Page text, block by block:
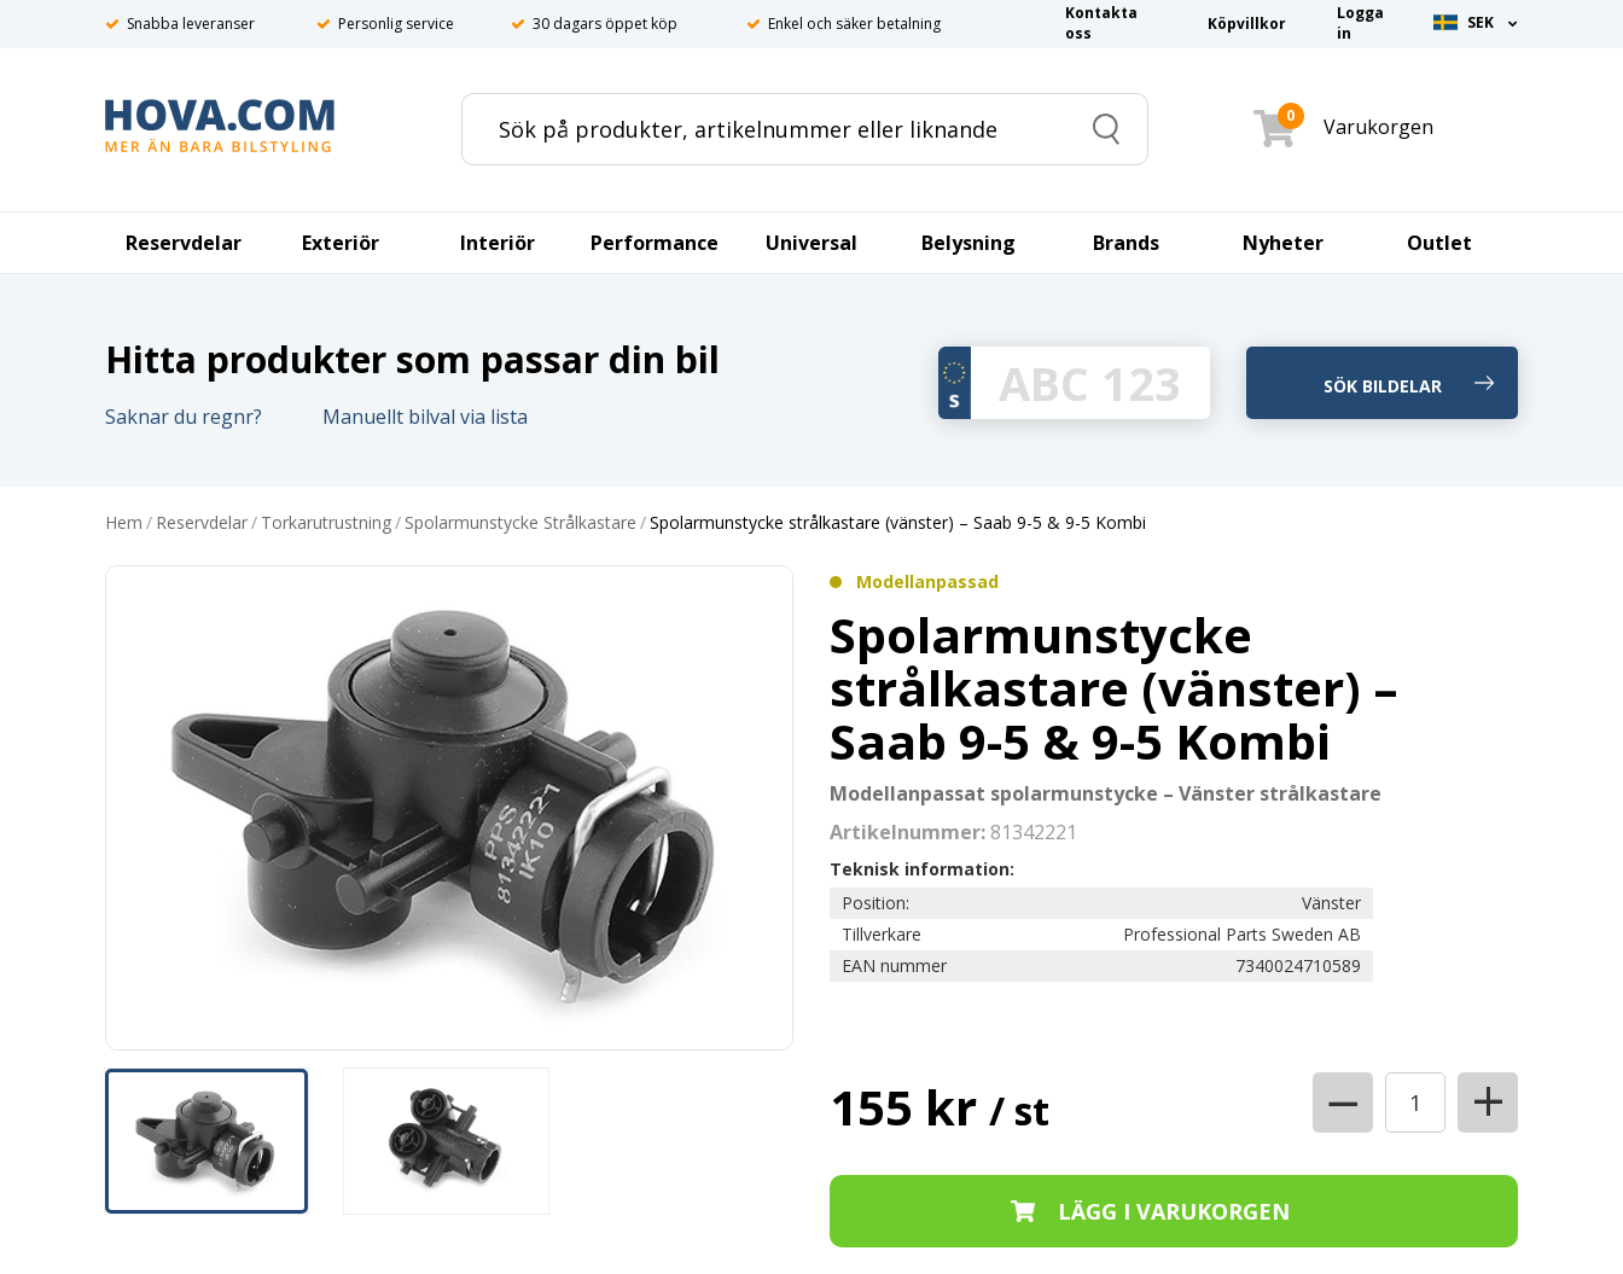
Snabba leveranser Personlig service 30 dagars öppet köp Enkel och säker betalning
Kontakta
oss
Köpvillkor
Logga
in
SEK
Search
0 Varukorgen
Reservdelar Exteriör Interiör Performance Universal Belysning Brands Nyheter Outlet
Hitta produkter som passar din bil
Saknar du regnr? Manuellt bilval via lista
Hem / Reservdelar/ Torkarutrustning/ Spolarmunstycke Strålkastare /Spolarmunstycke strålkastare (vänster) – Saab 9-5 & 9-5 Kombi
Modellanpassad
Spolarmunstycke
strålkastare (vänster) –
Saab 9-5 & 9-5 Kombi
Modellanpassat spolarmunstycke – Vänster strålkastare
Artikelnummer: 81342221
Teknisk information:
Position:
Vänster
Tillverkare
Professional Parts Sweden AB
EAN nummer
7340024710589
155 kr / st − +